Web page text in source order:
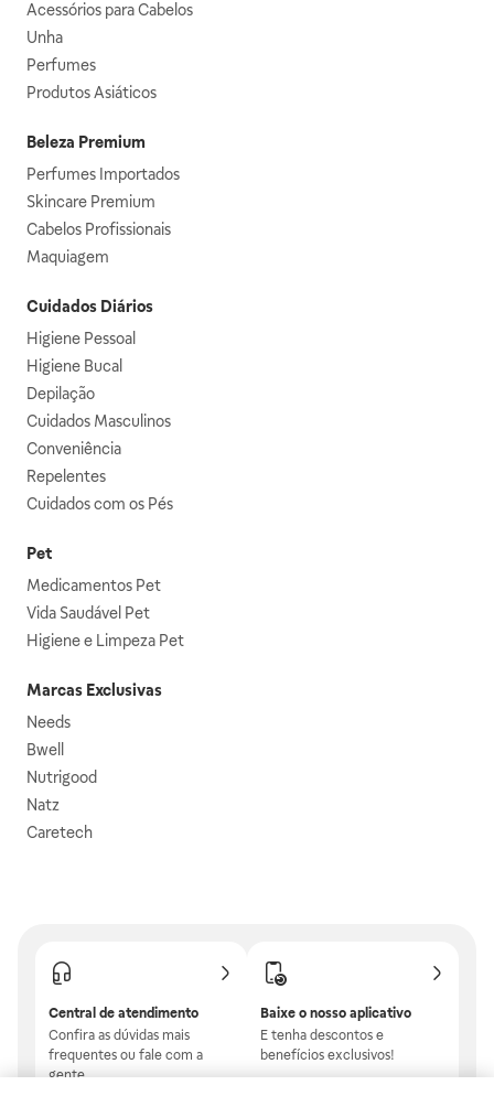
Acessórios para Cabelos
Unha
Perfumes
Produtos Asiáticos
Beleza Premium
Perfumes Importados
Skincare Premium
Cabelos Profissionais
Maquiagem
Cuidados Diários
Higiene Pessoal
Higiene Bucal
Depilação
Cuidados Masculinos
Conveniência
Repelentes
Cuidados com os Pés
Pet
Medicamentos Pet
Vida Saudável Pet
Higiene e Limpeza Pet
Marcas Exclusivas
Needs
Bwell
Nutrigood
Natz
Caretech
Central de atendimento
Confira as dúvidas mais
frequentes ou fale com a
gente.
Baixe o nosso aplicativo
E tenha descontos e
benefícios exclusivos!